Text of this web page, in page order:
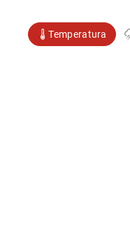
Temperatura